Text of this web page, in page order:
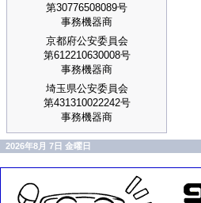
第30776508089号
事務機器商
京都府公安委員会
第612210630008号
事務機器商
埼玉県公安委員会
第431310022242号
事務機器商
2026年8月 7日 金曜日